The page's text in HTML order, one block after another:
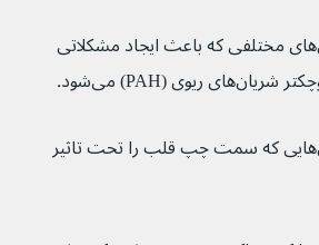
شرایط و بیماری‌های مختلفی که باعث ایجاد مشکلاتی
شرایط و بیماری‌هایی که سمت چپ قلب را تحت تاثیر